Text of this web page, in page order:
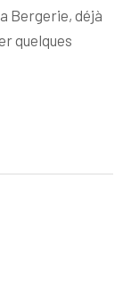
Bergerie, déjà
quelques